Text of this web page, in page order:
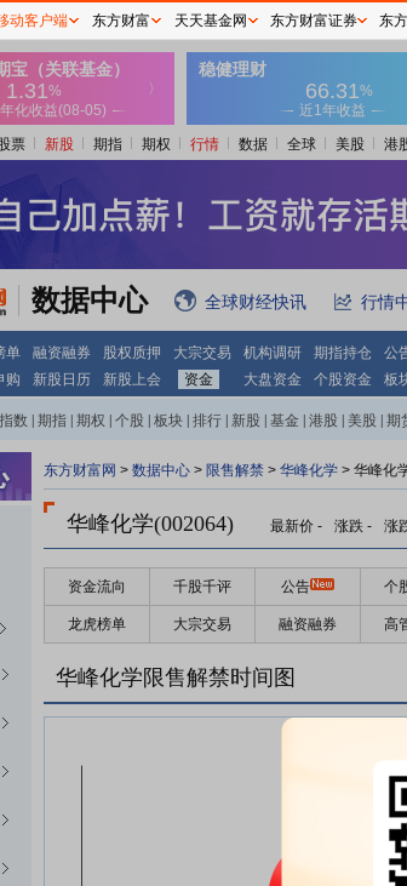
票 新股 期指 期权 行情 数据 全球 美股 港
数据中心 全球财经快讯 行情
单 融资融券 股权质押 大宗交易 机构调研 期指持仓 公
购 新股日历 新股上会 资金 大盘资金 个股资金 板
指数 期指 期权 个股 板块 排行 新股 基金 港股 美股 期
东方财富网 > 数据中心 > 限售解禁 > 华峰化学 > 华峰化
华峰化学(002064) 最新价 - 涨跌 - 涨
资金流向 千股千评 公告 个
龙虎榜单 大宗交易 融资融券 高
华峰化学限售解禁时间图
动客户端 东方财富 天天基金网 东方财富证券 东